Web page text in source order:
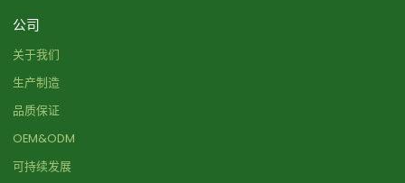
公司
关于我们
生产制造
品质保证
OEM&ODM
可持续发展